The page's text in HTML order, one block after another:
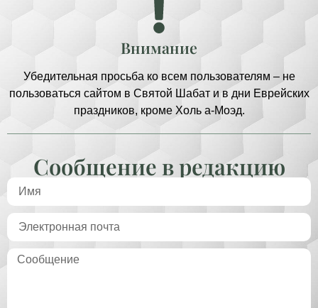
Внимание
Убедительная просьба ко всем пользователям – не
пользоваться сайтом в Святой Шабат и в дни Еврейских
праздников, кроме Холь а-Моэд.
Сообщение в редакцию